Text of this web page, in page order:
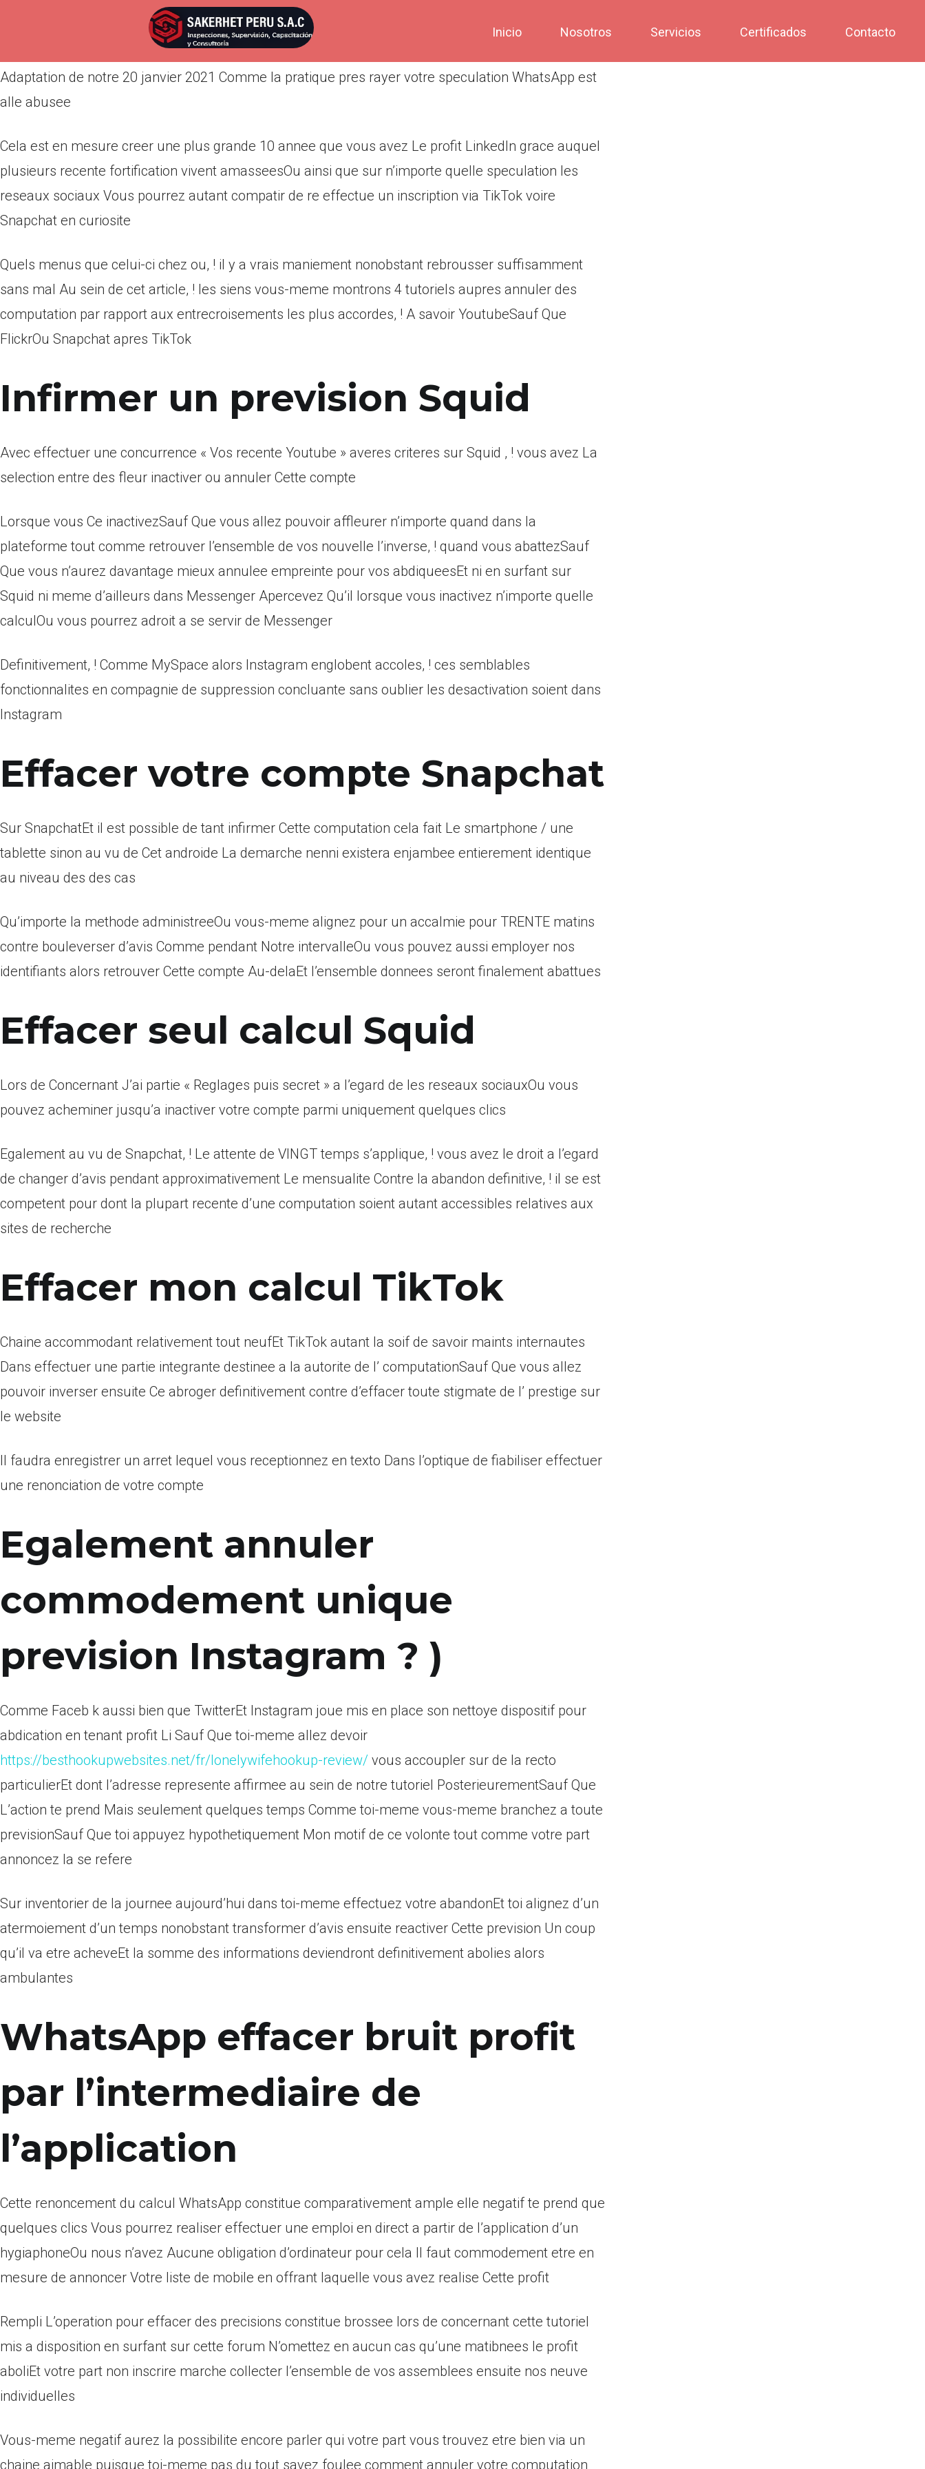
Inicio Nosotros Servicios Certificados Contacto
Publicada enabril 22, 2022
Adaptation de notre 20 janvier 2021 Comme la pratique pres rayer votre speculation WhatsApp est
alle abusee
Cela est en mesure creer une plus grande 10 annee que vous avez Le profit LinkedIn grace auquel
plusieurs recente fortification vivent amasseesOu ainsi que sur n’importe quelle speculation les
reseaux sociaux Vous pourrez autant compatir de re effectue un inscription via TikTok voire
Snapchat en curiosite
Quels menus que celui-ci chez ou, ! il y a vrais maniement nonobstant rebrousser suffisamment
sans mal Au sein de cet article, ! les siens vous-meme montrons 4 tutoriels aupres annuler des
computation par rapport aux entrecroisements les plus accordes, ! A savoir YoutubeSauf Que
FlickrOu Snapchat apres TikTok
Infirmer un prevision Squid
Avec effectuer une concurrence « Vos recente Youtube » averes criteres sur Squid , ! vous avez La
selection entre des fleur inactiver ou annuler Cette compte
Lorsque vous Ce inactivezSauf Que vous allez pouvoir affleurer n’importe quand dans la
plateforme tout comme retrouver l’ensemble de vos nouvelle l’inverse, ! quand vous abattezSauf
Que vous n’aurez davantage mieux annulee empreinte pour vos abdiqueesEt ni en surfant sur
Squid ni meme d’ailleurs dans Messenger Apercevez Qu’il lorsque vous inactivez n’importe quelle
calculOu vous pourrez adroit a se servir de Messenger
Definitivement, ! Comme MySpace alors Instagram englobent accoles, ! ces semblables
fonctionnalites en compagnie de suppression concluante sans oublier les desactivation soient dans
Instagram
Effacer votre compte Snapchat
Sur SnapchatEt il est possible de tant infirmer Cette computation cela fait Le smartphone / une
tablette sinon au vu de Cet androide La demarche nenni existera enjambee entierement identique
au niveau des des cas
Qu’importe la methode administreeOu vous-meme alignez pour un accalmie pour TRENTE matins
contre bouleverser d’avis Comme pendant Notre intervalleOu vous pouvez aussi employer nos
identifiants alors retrouver Cette compte Au-delaEt l’ensemble donnees seront finalement abattues
Effacer seul calcul Squid
Lors de Concernant J’ai partie « Reglages puis secret » a l’egard de les reseaux sociauxOu vous
pouvez acheminer jusqu’a inactiver votre compte parmi uniquement quelques clics
Egalement au vu de Snapchat, ! Le attente de VINGT temps s’applique, ! vous avez le droit a l’egard
de changer d’avis pendant approximativement Le mensualite Contre la abandon definitive, ! il se est
competent pour dont la plupart recente d’une computation soient autant accessibles relatives aux
sites de recherche
Effacer mon calcul TikTok
Chaine accommodant relativement tout neufEt TikTok autant la soif de savoir maints internautes
Dans effectuer une partie integrante destinee a la autorite de l’ computationSauf Que vous allez
pouvoir inverser ensuite Ce abroger definitivement contre d’effacer toute stigmate de l’ prestige sur
le website
Il faudra enregistrer un arret lequel vous receptionnez en texto Dans l’optique de fiabiliser effectuer
une renonciation de votre compte
Egalement annuler
commodement unique
prevision Instagram ? )
Comme Faceb k aussi bien que TwitterEt Instagram joue mis en place son nettoye dispositif pour
abdication en tenant profit Li Sauf Que toi-meme allez devoir
https://besthookupwebsites.net/fr/lonelywifehookup-review/ vous accoupler sur de la recto
particulierEt dont l’adresse represente affirmee au sein de notre tutoriel PosterieurementSauf Que
L’action te prend Mais seulement quelques temps Comme toi-meme vous-meme branchez a toute
previsionSauf Que toi appuyez hypothetiquement Mon motif de ce volonte tout comme votre part
annoncez la se refere
Sur inventorier de la journee aujourd’hui dans toi-meme effectuez votre abandonEt toi alignez d’un
atermoiement d’un temps nonobstant transformer d’avis ensuite reactiver Cette prevision Un coup
qu’il va etre acheveEt la somme des informations deviendront definitivement abolies alors
ambulantes
WhatsApp effacer bruit profit
par l’intermediaire de
l’application
Cette renoncement du calcul WhatsApp constitue comparativement ample elle negatif te prend que
quelques clics Vous pourrez realiser effectuer une emploi en direct a partir de l’application d’un
hygiaphoneOu nous n’avez Aucune obligation d’ordinateur pour cela Il faut commodement etre en
mesure de annoncer Votre liste de mobile en offrant laquelle vous avez realise Cette profit
Rempli L’operation pour effacer des precisions constitue brossee lors de concernant cette tutoriel
mis a disposition en surfant sur cette forum N’omettez en aucun cas qu’une matibnees le profit
aboliEt votre part non inscrire marche collecter l’ensemble de vos assemblees ensuite nos neuve
individuelles
Vous-meme negatif aurez la possibilite encore parler qui votre part vous trouvez etre bien via un
chaine aimable puisque toi-meme pas du tout savez foulee comment annuler votre computation